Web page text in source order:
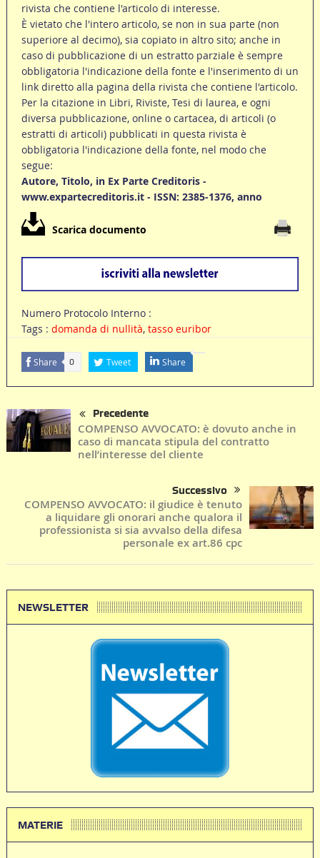
rivista che contiene l'articolo di interesse.
È vietato che l'intero articolo, se non in sua parte (non
superiore al decimo), sia copiato in altro sito; anche in
caso di pubblicazione di un estratto parziale è sempre
obbligatoria l'indicazione della fonte e l'inserimento di un
link diretto alla pagina della rivista che contiene l'articolo.
Per la citazione in Libri, Riviste, Tesi di laurea, e ogni
diversa pubblicazione, online o cartacea, di articoli (o
estratti di articoli) pubblicati in questa rivista è
obbligatoria l'indicazione della fonte, nel modo che
segue:
Autore, Titolo, in Ex Parte Creditoris -
www.expartecreditoris.it - ISSN: 2385-1376, anno
Scarica documento
Numero Protocolo Interno :
Tags : domanda di nullità, tasso euribor
Share 0 Tweet Share
Precedente
COMPENSO AVVOCATO: è dovuto anche in
caso di mancata stipula del contratto
nell’interesse del cliente
Successivo
COMPENSO AVVOCATO: il giudice è tenuto
a liquidare gli onorari anche qualora il
professionista si sia avvalso della difesa
personale ex art.86 cpc
NEWSLETTER
MATERIE